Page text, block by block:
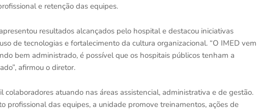
e retenção das equipes.
resultados alcançados pelo hospital e destacou iniciativas
de tecnologias e fortalecimento da cultura organizacional. “O IMED vem
bem administrado, é possível que os hospitais públicos tenham a
afirmou o diretor.
atuando nas áreas assistencial, administrativa e de gestão.
profissional das equipes, a unidade promove treinamentos, ações de